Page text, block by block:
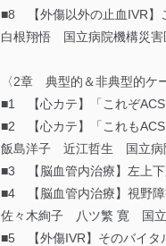
■8 【外傷以外の止血IVR】
白根翔悟 国立病院機構災害
〈2章 典型的＆非典型的ケ
■1 【心カテ】「これぞACS
■2 【心カテ】「これもACS
飯島洋子 近江哲生 国立病
■3 【脳血管内治療】左上下
■4 【脳血管内治療】視野障
佐々木絢子 八ツ繁 寛 国立
■5 【外傷IVR】そのバイタ